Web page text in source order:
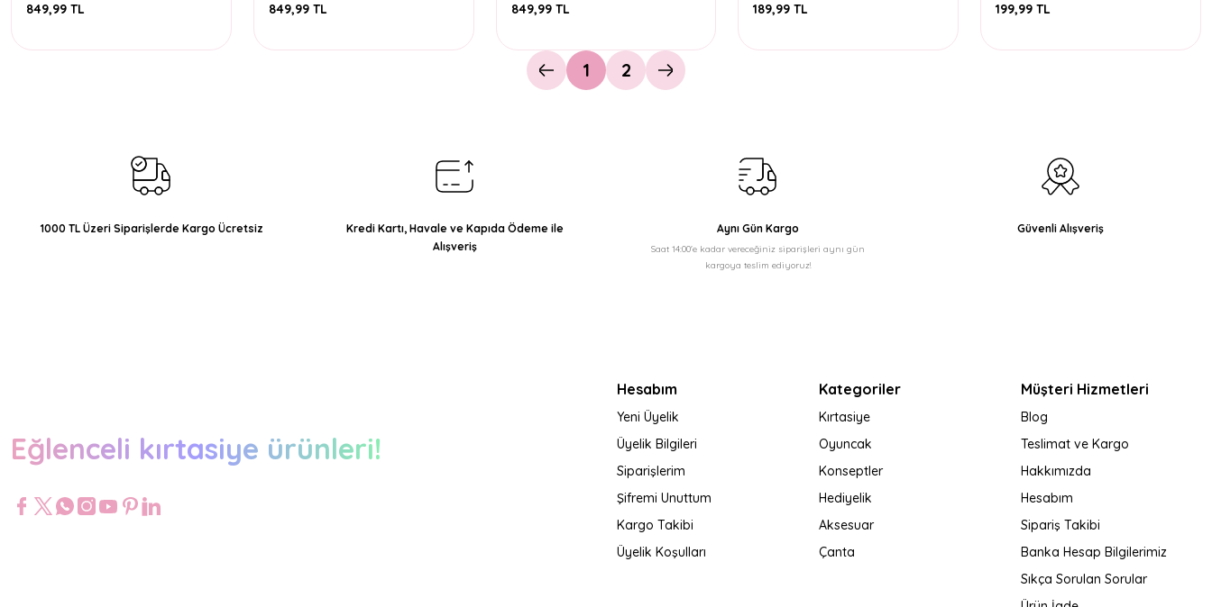
849,99 TL 849,99 TL 849,99 TL 189,99 TL
199,99 TL
1 2
1000 TL Üzeri Siparişlerde Kargo Ücretsiz
Kredi Kartı, Havale ve Kapıda Ödeme ile
Alışveriş
Aynı Gün Kargo
Saat 14:00'e kadar vereceğiniz siparişleri aynı gün
kargoya teslim ediyoruz!
Güvenli Alışveriş
Eğlenceli kırtasiye ürünleri!
Hesabım
Yeni Üyelik
Üyelik Bilgileri
Siparişlerim
Şifremi Unuttum
Kargo Takibi
Üyelik Koşulları
Kategoriler
Kırtasiye
Oyuncak
Konseptler
Hediyelik
Aksesuar
Çanta
Müşteri Hizmetleri
Blog
Teslimat ve Kargo
Hakkımızda
Hesabım
Sipariş Takibi
Banka Hesap Bilgilerimiz
Sıkça Sorulan Sorular